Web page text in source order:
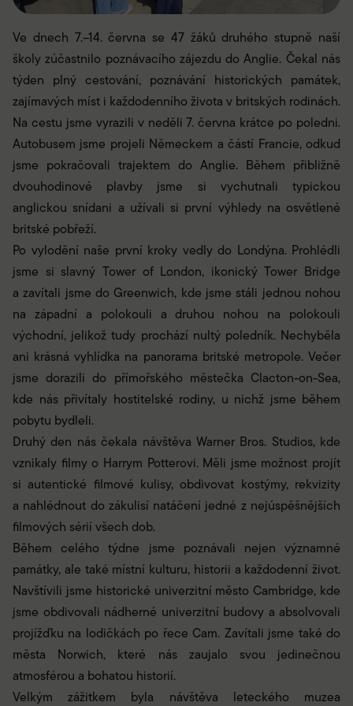
Ve dnech 7.–14. června se 47 žáků druhého stupně naší
školy zúčastnilo poznávacího zájezdu do Anglie. Čekal nás
týden plný cestování, poznávání historických památek,
zajímavých míst i každodenního života v britských rodinách.
Na cestu jsme vyrazili v neděli 7. června krátce po poledni.
Autobusem jsme projeli Německem a částí Francie, odkud
jsme pokračovali trajektem do Anglie. Během přibližně
dvouhodinové plavby jsme si vychutnali typickou
anglickou snídani a užívali si první výhledy na osvětlené
britské pobřeží.
Po vylodění naše první kroky vedly do Londýna. Prohlédli
jsme si slavný Tower of London, ikonický Tower Bridge
a zavítali jsme do Greenwich, kde jsme stáli jednou nohou
na západní a polokouli a druhou nohou na polokouli
východní, jelikož tudy prochází nultý poledník. Nechyběla
ani krásná vyhlídka na panorama britské metropole. Večer
jsme dorazili do přímořského městečka Clacton-on-Sea,
kde nás přivítaly hostitelské rodiny, u nichž jsme během
pobytu bydleli.
Druhý den nás čekala návštěva Warner Bros. Studios, kde
vznikaly filmy o Harrym Potterovi. Měli jsme možnost projít
si autentické filmové kulisy, obdivovat kostýmy, rekvizity
a nahlédnout do zákulisí natáčení jedné z nejúspěšnějších
filmových sérií všech dob.
Během celého týdne jsme poznávali nejen významné
památky, ale také místní kulturu, historii a každodenní život.
Navštívili jsme historické univerzitní město Cambridge, kde
jsme obdivovali nádherné univerzitní budovy a absolvovali
projížďku na lodičkách po řece Cam. Zavítali jsme také do
města Norwich, které nás zaujalo svou jedinečnou
atmosférou a bohatou historií.
Velkým zážitkem byla návštěva leteckého muzea